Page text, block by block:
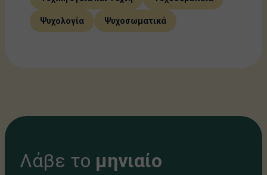
Ψυχολογία Ψυχοσωματικά
Λάβε το μηνιαίο